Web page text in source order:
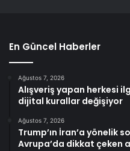
En Güncel Haberler
Ağustos 7, 2026
Alışveriş yapan herkesi
dijital kurallar değişiyor
Ağustos 7, 2026
Trump’ın İran’a yönelik
Avrupa’da dikkat çeken